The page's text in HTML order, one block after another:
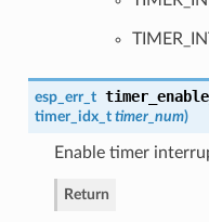
esp_err_t
timer_idx_t timer_num)
Enable timer
Return